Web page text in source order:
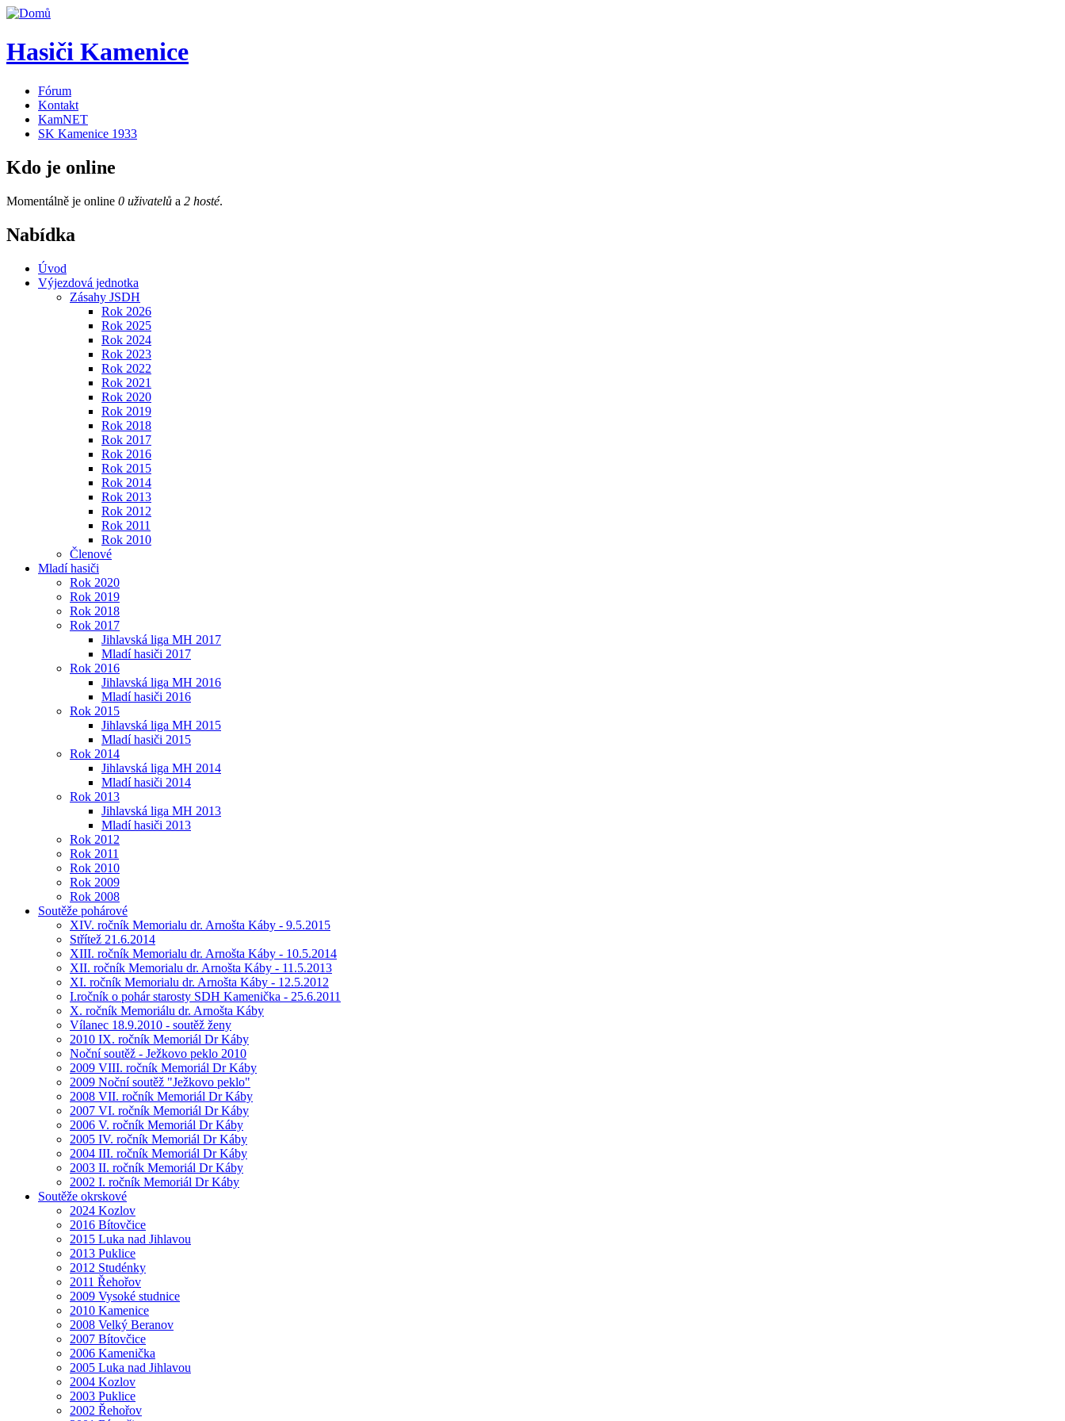
Hasiči Kamenice
Fórum
Kontakt
KamNET
SK Kamenice 1933
Kdo je online
Momentálně je online 0 uživatelů a 2 hosté.
Nabídka
Úvod
Výjezdová jednotka
Zásahy JSDH
Rok 2026
Rok 2025
Rok 2024
Rok 2023
Rok 2022
Rok 2021
Rok 2020
Rok 2019
Rok 2018
Rok 2017
Rok 2016
Rok 2015
Rok 2014
Rok 2013
Rok 2012
Rok 2011
Rok 2010
Členové
Mladí hasiči
Rok 2020
Rok 2019
Rok 2018
Rok 2017
Jihlavská liga MH 2017
Mladí hasiči 2017
Rok 2016
Jihlavská liga MH 2016
Mladí hasiči 2016
Rok 2015
Jihlavská liga MH 2015
Mladí hasiči 2015
Rok 2014
Jihlavská liga MH 2014
Mladí hasiči 2014
Rok 2013
Jihlavská liga MH 2013
Mladí hasiči 2013
Rok 2012
Rok 2011
Rok 2010
Rok 2009
Rok 2008
Soutěže pohárové
XIV. ročník Memorialu dr. Arnošta Káby - 9.5.2015
Střítež 21.6.2014
XIII. ročník Memorialu dr. Arnošta Káby - 10.5.2014
XII. ročník Memorialu dr. Arnošta Káby - 11.5.2013
XI. ročník Memorialu dr. Arnošta Káby - 12.5.2012
I.ročník o pohár starosty SDH Kamenička - 25.6.2011
X. ročník Memoriálu dr. Arnošta Káby
Vílanec 18.9.2010 - soutěž ženy
2010 IX. ročník Memoriál Dr Káby
Noční soutěž - Ježkovo peklo 2010
2009 VIII. ročník Memoriál Dr Káby
2009 Noční soutěž "Ježkovo peklo"
2008 VII. ročník Memoriál Dr Káby
2007 VI. ročník Memoriál Dr Káby
2006 V. ročník Memoriál Dr Káby
2005 IV. ročník Memoriál Dr Káby
2004 III. ročník Memoriál Dr Káby
2003 II. ročník Memoriál Dr Káby
2002 I. ročník Memoriál Dr Káby
Soutěže okrskové
2024 Kozlov
2016 Bítovčice
2015 Luka nad Jihlavou
2013 Puklice
2012 Studénky
2011 Řehořov
2009 Vysoké studnice
2010 Kamenice
2008 Velký Beranov
2007 Bítovčice
2006 Kamenička
2005 Luka nad Jihlavou
2004 Kozlov
2003 Puklice
2002 Řehořov